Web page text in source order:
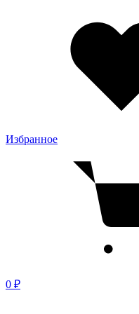
Избранное
0 ₽